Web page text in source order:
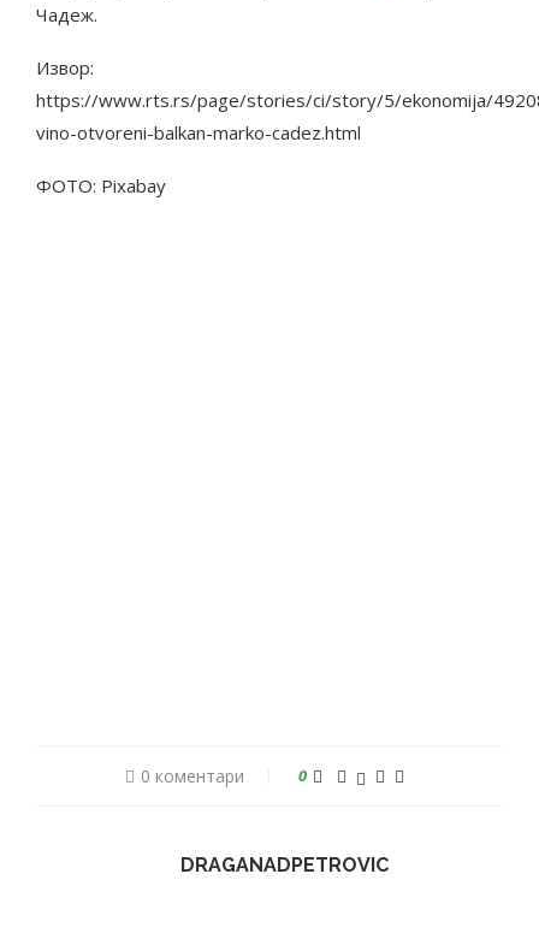
Чадеж.
Извор:
https://www.rts.rs/page/stories/ci/story/5/ekonomija/
vino-otvoreni-balkan-marko-cadez.html
ФОТО: Pixabay
0 коментари 0
DRAGANADPETROVIC